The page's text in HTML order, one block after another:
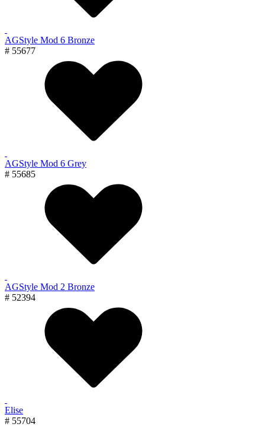
AGStyle Mod 6 Bronze
# 55677
AGStyle Mod 6 Grey
# 55685
AGStyle Mod 2 Bronze
# 52394
Elise
# 55704